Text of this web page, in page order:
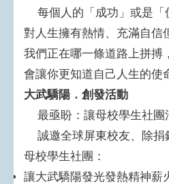
每個人的「成功」或是「
對人生擁有熱情、充滿自信
我們正在哪一條道路上拼搏
會讓你更知道自己人生的使
大武驕陽．創發活動
最亟盼：讓母校學生社團
誠邀全球屏東校友、除捐
母校學生社團：
讓大武驕陽發光發熱精神薪